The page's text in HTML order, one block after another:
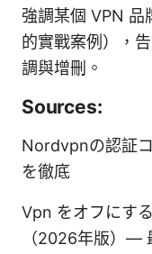
強調某個 VPN 品
的實戰案例），
調與增刪。
Sources:
Nordvpnの認証
を徹底
Vpn をオフにす
（2026年版）—